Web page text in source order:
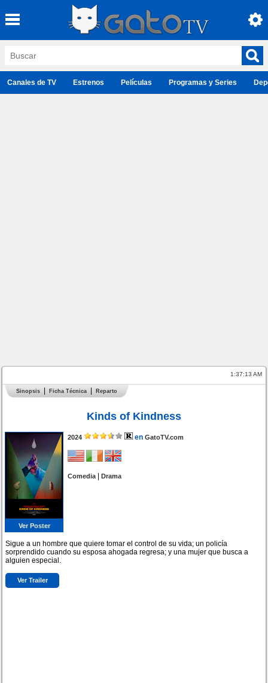
Canales de TV Estrenos Películas Programas y Series
1:37:13 AM
Sinopsis Ficha Técnica Reparto
Kinds of Kindness
Ver Poster
2024 en GatoTV.com
Comedia|Drama
Sigue a un hombre que quiere tomar el control de su vida; un policía
sorprendido cuando su esposa ahogada regresa; y una mujer que busca a
alguien especial.
Ver Trailer